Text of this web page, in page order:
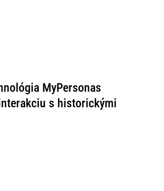
MyPersonas
s historickými